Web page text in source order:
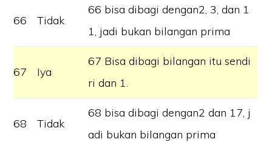
66 Tidak
66 bisa dibagi dengan2, 3, dan 1
1, jadi bukan bilangan prima
67 Iya
67 Bisa dibagi bilangan itu sendi
ri dan 1.
68 Tidak
68 bisa dibagi dengan2 dan 17, j
adi bukan bilangan prima